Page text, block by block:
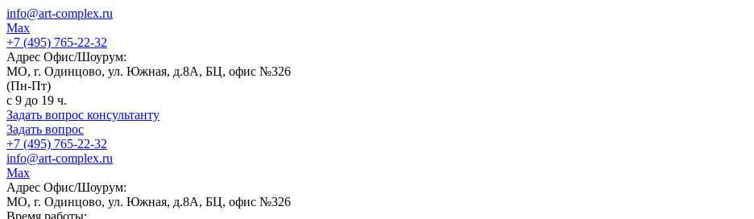
info@art-complex.ru
Max
+7 (495) 765-22-32
Адрес Офис/Шоурум:
МО, г. Одинцово, ул. Южная, д.8А, БЦ, офис №326
(Пн-Пт)
с 9 до 19 ч.
Задать вопрос консультанту
Задать вопрос
+7 (495) 765-22-32
info@art-complex.ru
Max
Адрес Офис/Шоурум:
МО, г. Одинцово, ул. Южная, д.8А, БЦ, офис №326
Время работы: